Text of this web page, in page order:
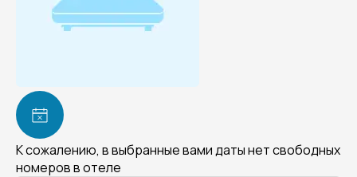
К сожалению, в выбранные вами даты нет свободных
номеров в отеле